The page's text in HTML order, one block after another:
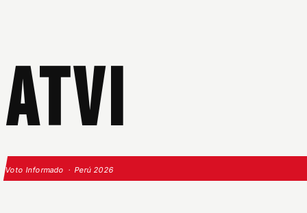
ATVI
Voto Informado · Perú 2026